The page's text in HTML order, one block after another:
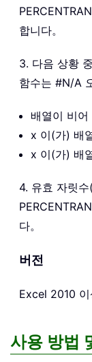
합니다。
3. 다음 상황
함수는 #N/A
배열이 비어
x 이(가) 배
x 이(가) 배
4. 유효 자릿
다。
버전
Excel 2010 이
사용 방법